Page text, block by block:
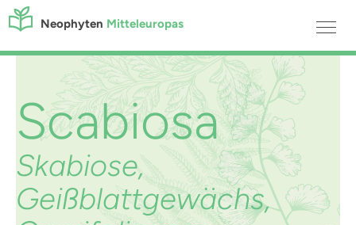
Neophyten Mitteleuropas
Scabiosa
Skabiose,
Geißblattgewächs,